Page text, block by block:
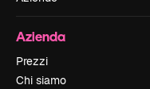
Azienda
Prezzi
Chi siamo